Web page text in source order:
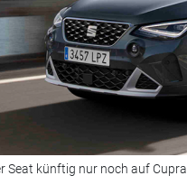
Seat künftig nur noch auf Cupra.